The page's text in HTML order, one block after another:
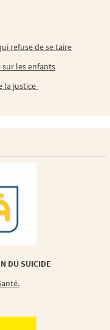
refuse de se taire
sur les enfants
la justice
DU SUICIDE